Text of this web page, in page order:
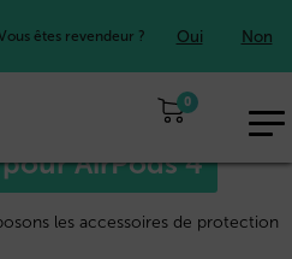
êtes revendeur ? Oui Non
0
FR
AirPods 4
les accessoires de protection